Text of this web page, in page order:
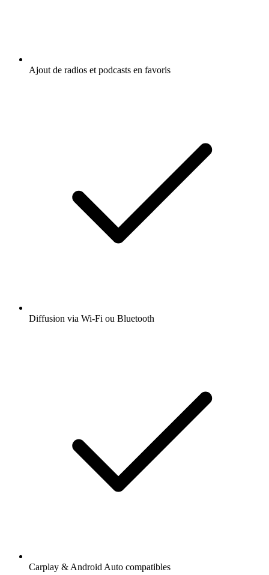
Ajout de radios et podcasts en favoris
Diffusion via Wi-Fi ou Bluetooth
Carplay & Android Auto compatibles